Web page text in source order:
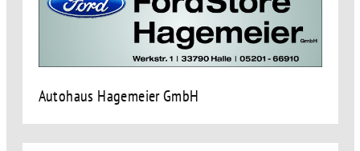
Autohaus Hagemeier GmbH